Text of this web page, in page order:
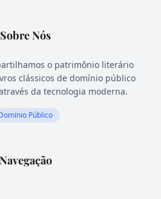
Sobre Nós
o patrimônio literário
clássicos de domínio público
da tecnologia moderna.
Público
Navegação